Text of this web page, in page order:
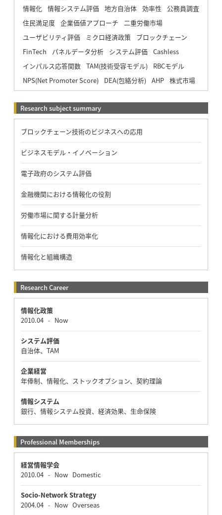
情報化
情報システム評価 地方自治体 効率性
公務員調査
住民満足度
企業価値アプローチ
二重労働市場
ユーザビリティ評価
ミクロ経済政策
ブロックチェーン
FinTech
パネルデータ分析 システム評価 Cashless
インパルス応答関数 TAM(技術受容モデル)
RBCモデル
NPS(Net Promoter Score)
DEA(包絡分析) AHP 株式市場
Research subject summary
ブロックチェーン技術のビジネスへの応用
ビジネスモデル・イノベーション
電子政府のシステム評価
金融機関における情報化の役割
労働市場に関する計量分析
情報化における費用効率化
情報化と組織構造
Research Career
情報化政策
2010.04 - Now
システム評価
自治体、TAM
企業経営
年俸制、情報化、ストックオプション、契約理論
情報システム
銀行、情報システム投資、経済効果、生命保険
Professional Memberships
経営情報学会
2010.04 - NowDomestic
Socio-Network Strategy
2004.04 - NowOverseas